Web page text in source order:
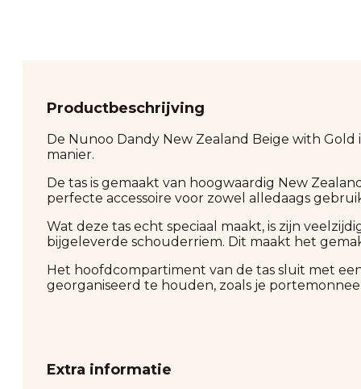
Productbeschrijving
De Nunoo Dandy New Zealand Beige with
manier.
De tas is gemaakt van hoogwaardig New
perfecte accessoire voor zowel alledaags
Wat deze tas echt speciaal maakt, is zijn
bijgeleverde schouderriem. Dit maakt het
Het hoofdcompartiment van de tas sluit met
georganiseerd te houden, zoals je
Extra informatie